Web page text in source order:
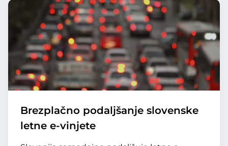
Brezplačno podaljšanje slovenske
letne e-vinjete